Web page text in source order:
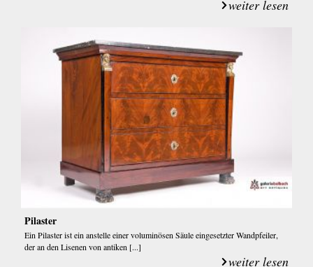
weiter lesen
Pilaster
Ein Pilaster ist ein anstelle einer voluminösen Säule eingesetzter Wandpfeiler,
der an den Lisenen von antiken [...]
weiter lesen